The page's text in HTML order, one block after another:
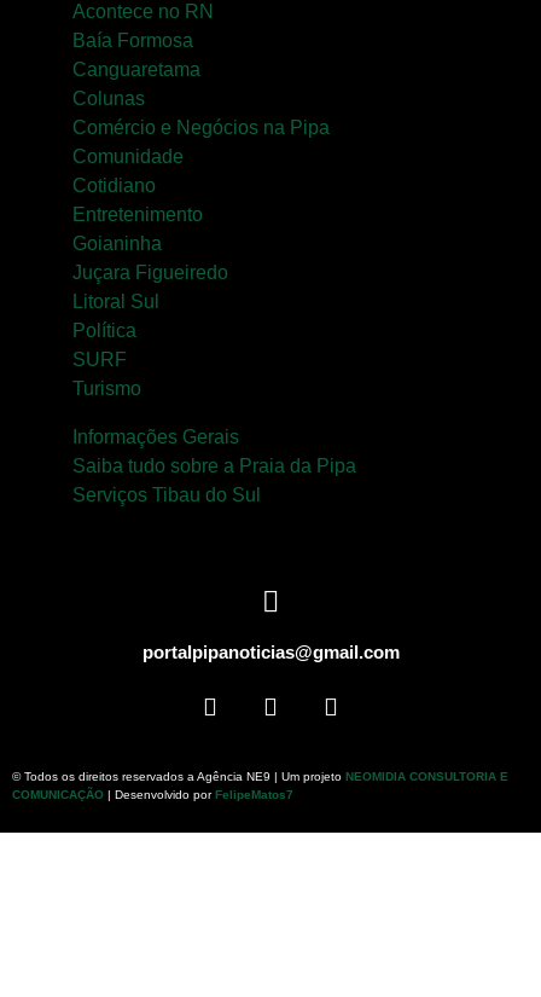
Acontece no RN
Baía Formosa
Canguaretama
Colunas
Comércio e Negócios na Pipa
Comunidade
Cotidiano
Entretenimento
Goianinha
Juçara Figueiredo
Litoral Sul
Política
SURF
Turismo
Informações Gerais
Saiba tudo sobre a Praia da Pipa
Serviços Tibau do Sul
portalpipanoticias@gmail.com
© Todos os direitos reservados a Agência NE9 | Um projeto NEOMIDIA CONSULTORIA E
COMUNICAÇÃO | Desenvolvido porFelipeMatos7